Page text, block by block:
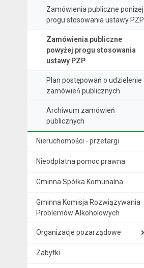
Zamówienia publiczne poniżej
progu stosowania ustawy PZP
Zamówienia publiczne
powyżej progu stosowania
ustawy PZP
Plan postępowań o udzielenie
zamówień publicznych
Archiwum zamówień
publicznych
Nieruchomości - przetargi
Nieodpłatna pomoc prawna
Gminna Spółka Komunalna
Gminna Komisja Rozwiązywania
Problemów Alkoholowych
Organizacje pozarządowe
Zabytki